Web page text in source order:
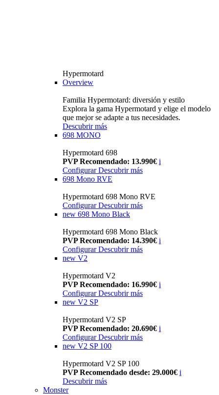
Hypermotard
Overview
Familia Hypermotard: diversión y estilo
Explora la gama Hypermotard y elige el modelo
que mejor se adapte a tus necesidades.
Descubrir más
698 MONO
Hypermotard 698
PVP Recomendado: 13.990€ i
ConfigurarDescubrir más
698 Mono RVE
Hypermotard 698 Mono RVE
Configurar Descubrir más
new 698 Mono Black
Hypermotard 698 Mono Black
PVP Recomendado: 14.390€ i
Configurar Descubrir más
new V2
Hypermotard V2
PVP Recomendado: 16.990€ i
Configurar Descubrir más
new V2 SP
Hypermotard V2 SP
PVP Recomendado: 20.690€ i
Configurar Descubrir más
new V2 SP 100
Hypermotard V2 SP 100
PVP Recomendado desde: 29.000€ i
Descubrir más
Monster